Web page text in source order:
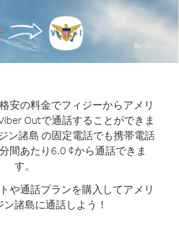
安の料金でフィジーからアメリ
Outで通話することができま
ン諸島 の固定電話でも携帯電話
間あたり6.0 ¢から通話できま
す。
や通話プランを購入してアメリ
ン諸島に通話しよう！